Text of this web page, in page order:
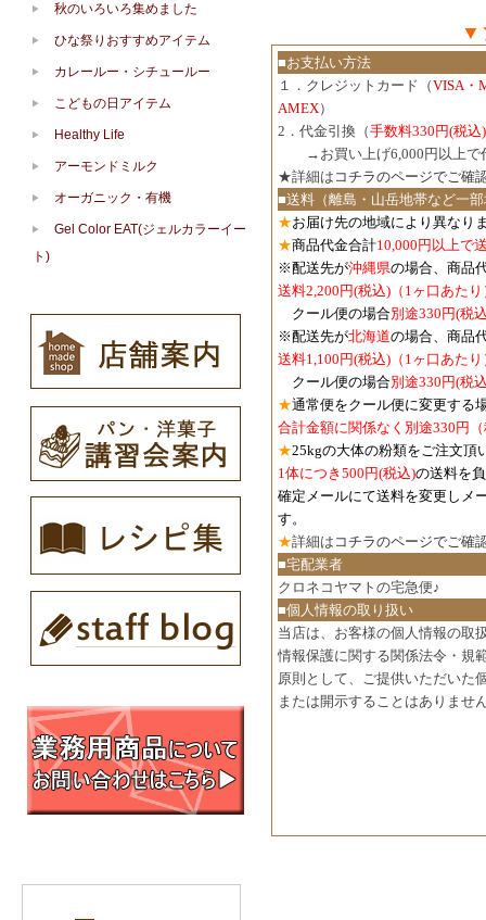
▼
■お支払い方法
１．クレジットカード（VISA・
AMEX）
2．代金引換（手数料330円(税込)
→お買い上げ6,000円以上で
★詳細は コチラのページでご確
■送料（離島・山岳地帯など一
★お届け先の地域により異なり
★商品代金合計10,000円以上で
※配送先が沖縄県の場合、商品
送料2,200円(税込)（1ヶ口あたり
クール便の場合別途330円(税
※配送先が北海道の場合、商品
送料1,100円(税込) （1ヶ口あた
クール便の場合別途330円(税
★通常便をクール便に変更する
合計金額に関係なく別途330円
★25kgの大体の粉類をご注文頂
1体につき500円(税込)の送料を
確定メールにて送料を変更しメ
す。
★詳細は コチラのページでご確
■宅配業者
クロネコヤマトの宅急便♪
■個人情報の取り扱い
当店は、お客様の個人情報の取
情報保護に関する関係法令・規
原則として、ご提供いただいた
または開示することはありませ
秋のいろいろ集めました
ひな祭りおすすめアイテム
カレールー・シチュールー
こどもの日アイテム
Healthy Life
アーモンドミルク
オーガニック・有機
Gel Color EAT(ジェルカラーイー
ト)